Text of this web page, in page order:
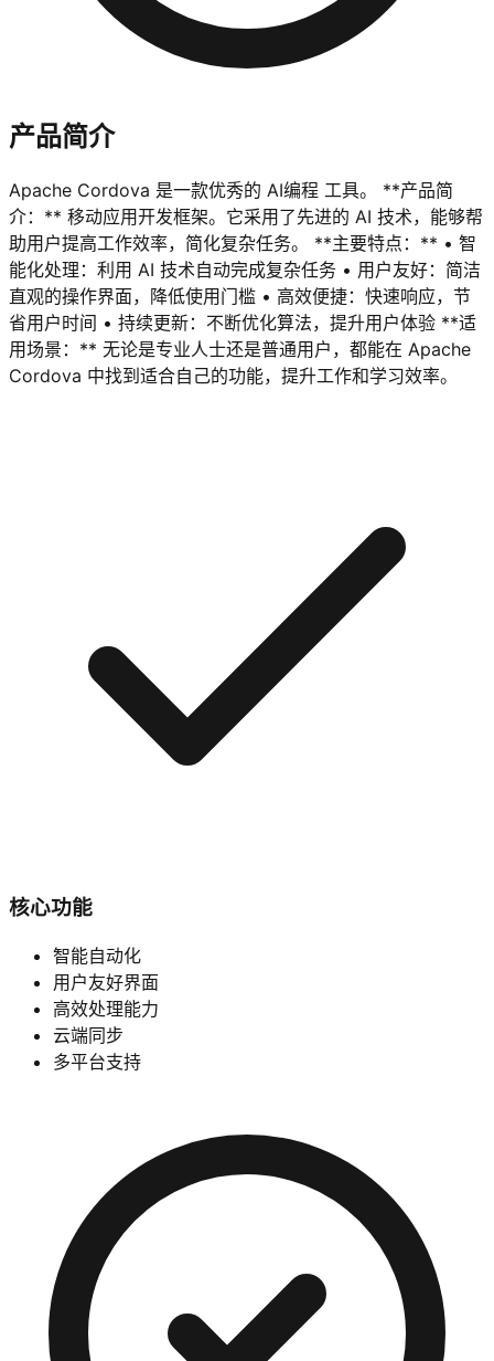
产品简介
Apache Cordova 是一款优秀的 AI编程 工具。 **产品简
介：** 移动应用开发框架。它采用了先进的 AI 技术，能够帮
助用户提高工作效率，简化复杂任务。 **主要特点：** • 智
能化处理：利用 AI 技术自动完成复杂任务 • 用户友好：简洁
直观的操作界面，降低使用门槛 • 高效便捷：快速响应，节
省用户时间 • 持续更新：不断优化算法，提升用户体验 **适
用场景：** 无论是专业人士还是普通用户，都能在 Apache
Cordova 中找到适合自己的功能，提升工作和学习效率。
核心功能
智能自动化
用户友好界面
高效处理能力
云端同步
多平台支持